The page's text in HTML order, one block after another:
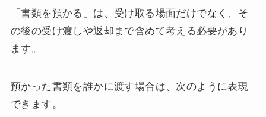
「書類を預かる」は、受け取る場面だけでなく、そ
の後の受け渡しや返却まで含めて考える必要があり
ます。
預かった書類を誰かに渡す場合は、次のように表現
できます。